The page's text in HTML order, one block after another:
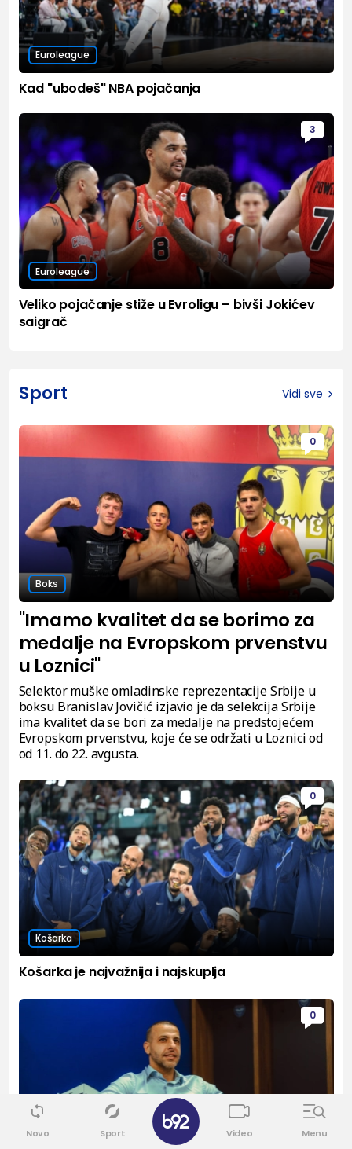
Euroleague
Kad "ubodeš" NBA pojačanja
3
Euroleague
Veliko pojačanje stiže u Evroligu – bivši Jokićev
saigrač
Sport Vidi sve
0
Boks
"Imamo kvalitet da se borimo za
medalje na Evropskom prvenstvu
u Loznici"
Selektor muške omladinske reprezentacije Srbije u
boksu Branislav Jovičić izjavio je da selekcija Srbije
ima kvalitet da se bori za medalje na predstojećem
Evropskom prvenstvu, koje će se održati u Loznici od
od 11. do 22. avgusta.
0
Košarka
Košarka je najvažnija i najskuplja
0
Novo Sport Video Menu
✕